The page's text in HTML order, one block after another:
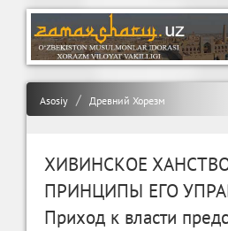
Asosiy Древний Хорезм
ХИВИНСКОЕ
ПРИНЦИПЫ ЕГО
Приход к власти